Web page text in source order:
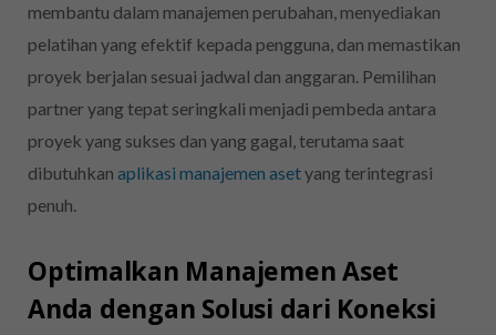
membantu dalam manajemen perubahan, menyediakan
pelatihan yang efektif kepada pengguna, dan memastikan
proyek berjalan sesuai jadwal dan anggaran. Pemilihan
partner yang tepat seringkali menjadi pembeda antara
proyek yang sukses dan yang gagal, terutama saat
dibutuhkan aplikasi manajemen asetyang terintegrasi
penuh.
Optimalkan Manajemen Aset
Anda dengan Solusi dari Koneksi